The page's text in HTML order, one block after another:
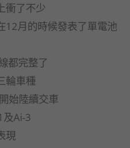
衝了不少
12月的時候發表了單電池
都完整了
輪車種
始陸續交車
及Ai-3
現